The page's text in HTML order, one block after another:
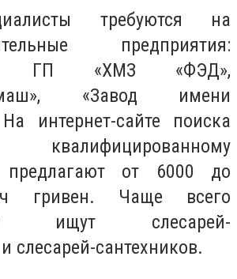
требуются на
предприятия:
ГП «ХМЗ «ФЭД»,
«Завод имени
интернет-сайте поиска
предлагают от 6000 до
гривен. Чаще всего
ищут слесарей-
слесарей-сантехников.